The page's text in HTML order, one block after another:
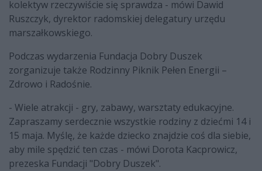
kolektyw rzeczywiście się sprawdza - mówi Dawid
Ruszczyk, dyrektor radomskiej delegatury urzędu
marszałkowskiego.
Podczas wydarzenia Fundacja Dobry Duszek
zorganizuje także Rodzinny Piknik Pełen Energii –
Zdrowo i Radośnie.
- Wiele atrakcji - gry, zabawy, warsztaty edukacyjne.
Zapraszamy serdecznie wszystkie rodziny z dziećmi 14 i
15 maja. Myślę, że każde dziecko znajdzie coś dla siebie,
aby mile spędzić ten czas - mówi Dorota Kacprowicz,
prezeska Fundacji "Dobry Duszek".